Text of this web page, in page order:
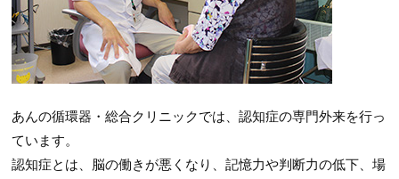
あんの循環器・総合クリニックでは、認知症の専門外来を行っ
ています。
認知症とは、脳の働きが悪くなり、記憶力や判断力の低下、場